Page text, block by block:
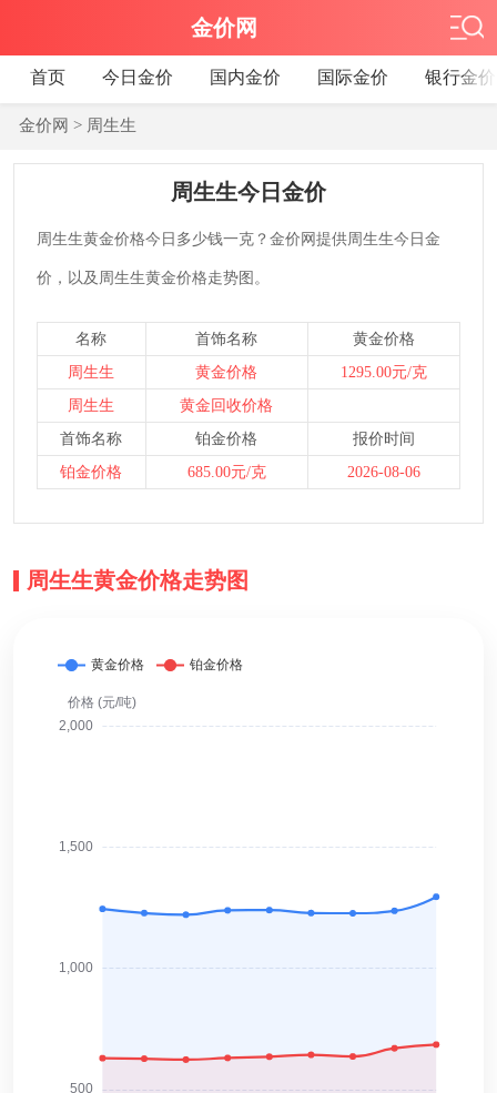
金价网
首页 今日金价 国内金价 国际金价 银行金价
金价网 > 周生生
周生生今日金价
周生生黄金价格今日多少钱一克？金价网提供周生生今日金
价，以及周生生黄金价格走势图。
名称 首饰名称
黄金价格
周生生
黄金价格
1295.00元/克
周生生
黄金回收价格
首饰名称
铂金价格
报价时间
铂金价格
685.00元/克 2026-08-06
周生生黄金价格走势图